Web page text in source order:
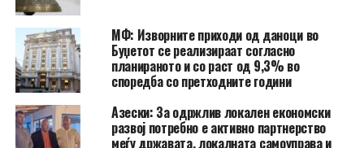
МФ: Изворните приходи од даноци во
Буџетот се реализираат согласно
планираното и со раст од 9,3% во
споредба со претходните години
Азески: За одржлив локален економски
развој потребно е активно партнерство
меѓу државата, локалната самоуправа и